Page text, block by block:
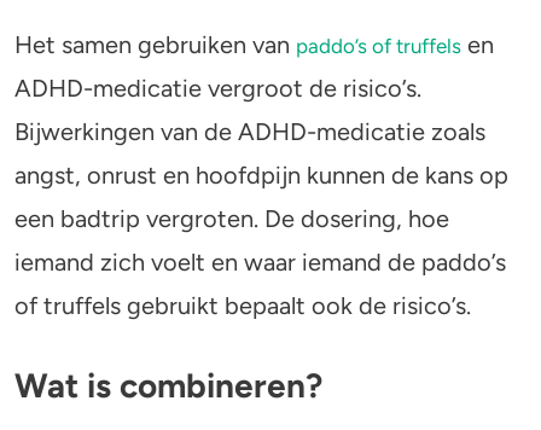
Cocaïne
Speed
3-MMC
GHB
Alcohol
Paddo’s en truffels
Zwangerschap
Drugs & de wet
Combinaties & medicijnen
Zorgen om iemand
Stoppen of minderen
Verkeer
Het samen gebruiken van paddo’s of truffels en
ADHD-medicatie vergroot de risico’s.
Bijwerkingen van de ADHD-medicatie zoals
angst, onrust en hoofdpijn kunnen de kans op
een badtrip vergroten. De dosering, hoe
iemand zich voelt en waar iemand de paddo’s
of truffels gebruikt bepaalt ook de risico’s.
Wat is combineren?